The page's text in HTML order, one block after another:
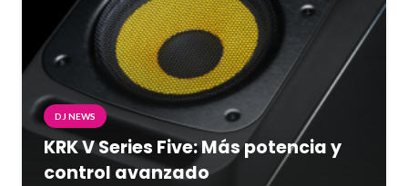
DJ NEWS
KRK V Series Five: Más potencia y
control avanzado